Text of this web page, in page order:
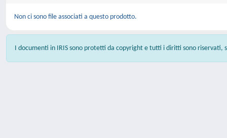
Non ci sono file associati a questo prodotto.
I documenti in IRIS sono protetti da copyright e tutti i diritti sono riservati,